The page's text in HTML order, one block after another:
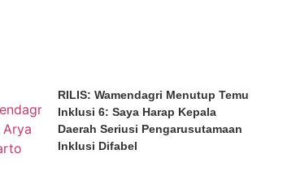
RILIS: Wamendagri Menutup Temu
Inklusi 6: Saya Harap Kepala
Daerah Seriusi Pengarusutamaan
Inklusi Difabel